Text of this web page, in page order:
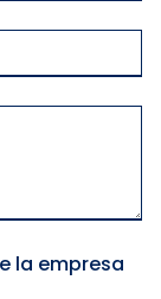
la empresa